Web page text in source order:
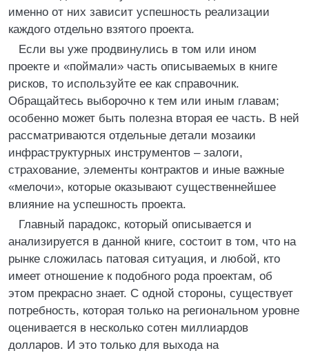
именно от них зависит успешность реализации
каждого отдельно взятого проекта.
Если вы уже продвинулись в том или ином
проекте и «поймали» часть описываемых в книге
рисков, то используйте ее как справочник.
Обращайтесь выборочно к тем или иным главам;
особенно может быть полезна вторая ее часть. В ней
рассматриваются отдельные детали мозаики
инфраструктурных инструментов – залоги,
страхование, элементы контрактов и иные важные
«мелочи», которые оказывают существеннейшее
влияние на успешность проекта.
Главный парадокс, который описывается и
анализируется в данной книге, состоит в том, что на
рынке сложилась патовая ситуация, и любой, кто
имеет отношение к подобного рода проектам, об
этом прекрасно знает. С одной стороны, существует
потребность, которая только на региональном уровне
оценивается в несколько сотен миллиардов
долларов. И это только для выхода на